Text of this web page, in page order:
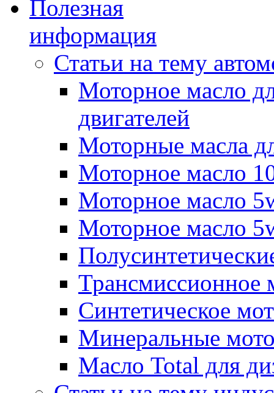
Полезная
информация
Статьи на тему
Моторное масло
двигателей
Моторные масла
Моторное масло
Моторное масло
Моторное масло
Трансмиссионное
Синтетическое
Минеральные
Масло Total для